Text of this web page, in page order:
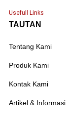
Usefull Links
TAUTAN
Tentang Kami
Produk Kami
Kontak Kami
Artikel & Informasi